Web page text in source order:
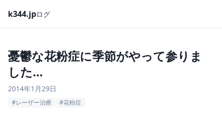
k344.jpログ
憂鬱な花粉症に季節がやって参りま
した…
2014年1月29日
#レーザー治療 #花粉症